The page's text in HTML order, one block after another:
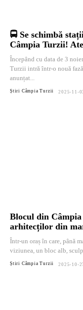
🚍 Se schimbă
Câmpia Turzii!
Începând cu data de 3
Turzii intră într-o nouă
anunțat...
Știri Câmpia Turzii 2025-11-
Blocul din
arhitecților din
Într-un oraș în care, până
viziunea, un bloc alb,
Știri Câmpia Turzii 2025-10-